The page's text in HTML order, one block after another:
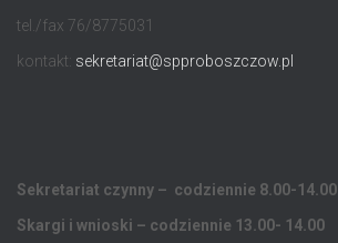
tel./fax 76/8775031
kontakt: sekretariat@spproboszczow.pl
Sekretariat czynny – codziennie 8.00-14.00
Skargi i wnioski – codziennie 13.00- 14.00